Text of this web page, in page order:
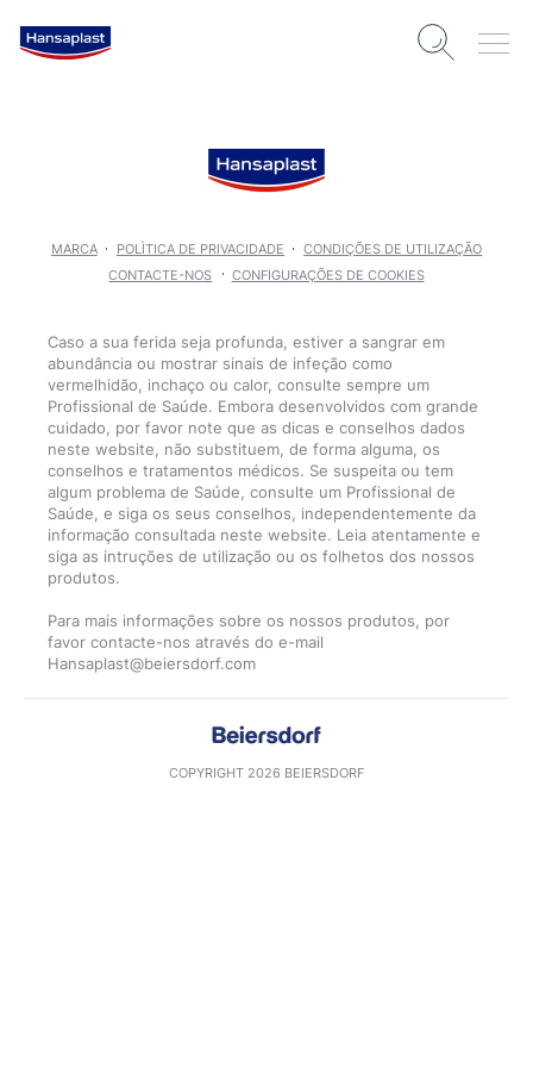
MARCA POLÌTICA DE PRIVACIDADE
CONDIÇÕES DE UTILIZAÇÃO
CONTACTE-NOS
CONFIGURAÇÕES DE COOKIES
Caso a sua ferida seja profunda, estiver a sangrar em
abundância ou mostrar sinais de infeção como
vermelhidão, inchaço ou calor, consulte sempre um
Profissional de Saúde. Embora desenvolvidos com grande
cuidado, por favor note que as dicas e conselhos dados
neste website, não substituem, de forma alguma, os
conselhos e tratamentos médicos. Se suspeita ou tem
algum problema de Saúde, consulte um Profissional de
Saúde, e siga os seus conselhos, independentemente da
informação consultada neste website. Leia atentamente e
siga as intruções de utilização ou os folhetos dos nossos
produtos.
Para mais informações sobre os nossos produtos, por
favor contacte-nos através do e-mail
COPYRIGHT 2026 BEIERSDORF